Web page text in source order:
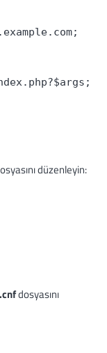
düzenleyin:
dosyasını